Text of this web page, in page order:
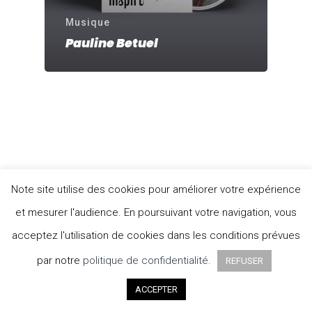
Musique
Pauline Betuel
Note site utilise des cookies pour améliorer votre expérience
et mesurer l'audience. En poursuivant votre navigation, vous
acceptez l'utilisation de cookies dans les conditions prévues
par notre politique de confidentialité. REFUSER
ACCEPTER